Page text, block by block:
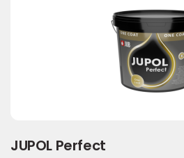
JUPOL Perfect